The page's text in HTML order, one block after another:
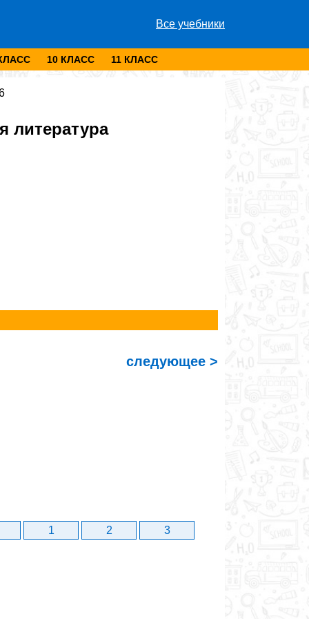
Все учебники
10 КЛАСС 11 КЛАСС
литература
следующее >
1 2 3